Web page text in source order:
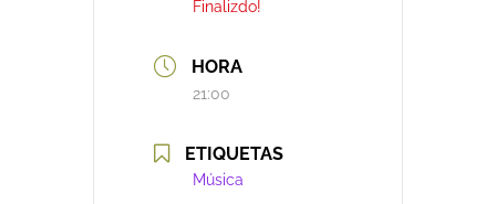
Finalizdo!
HORA
21:00
ETIQUETAS
Música